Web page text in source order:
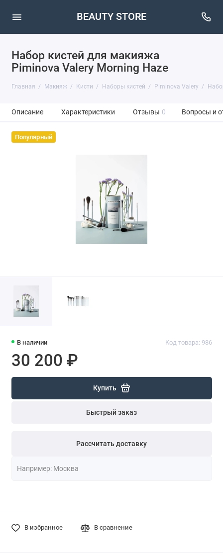
BEAUTY STORE
Набор кистей для макияжа
Piminova Valery Morning Haze
Главная Макияж Кисти Наборы кистей Piminova Valery
Описание Характеристики Отзывы 0 Вопросы и
Популярный
В наличии Код товара: 986
30 200 ₽
Купить
Быстрый заказ
Рассчитать доставку
В избранное В сравнение